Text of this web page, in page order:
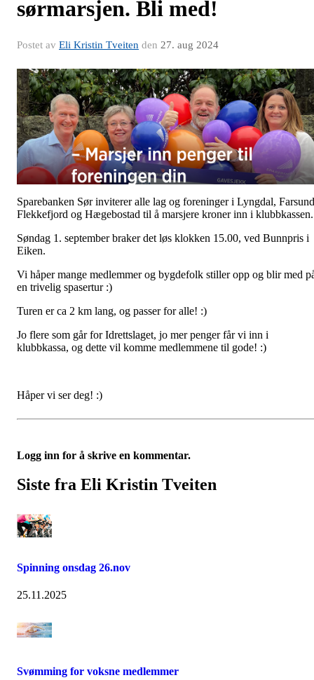
sørmarsjen. Bli med!
Postet av Eli Kristin Tveiten den 27. aug 2024
Sparebanken Sør inviterer alle lag og foreninger i Lyngdal,
Flekkefjord og Hægebostad til å marsjere kroner inn i klubbkassen.
Søndag 1. september braker det løs klokken 15.00, ved Bunnpris i
Eiken.
Vi håper mange medlemmer og bygdefolk stiller opp og blir med
en trivelig spasertur :)
Turen er ca 2 km lang, og passer for alle! :)
Jo flere som går for Idrettslaget, jo mer penger får vi inn i
klubbkassa, og dette vil komme medlemmene til gode! :)
Håper vi ser deg! :)
Logg inn for å skrive en kommentar.
Siste fra Eli Kristin Tveiten
Spinning onsdag 26.nov
25.11.2025
Svømming for voksne medlemmer